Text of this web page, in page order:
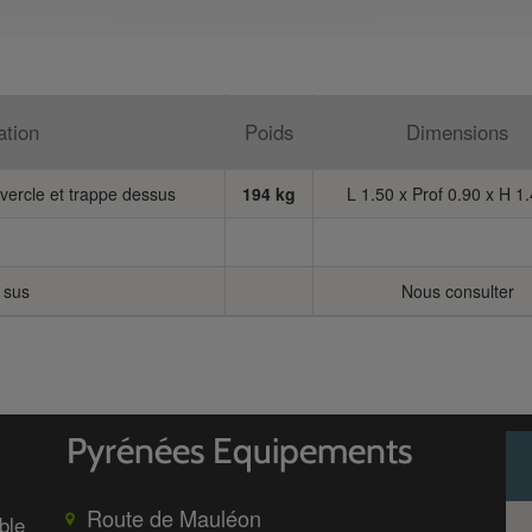
Poids Dimensions
et trappe dessus 194 kg L 1.50 x Prof 0.90 x H
Nous consulter
Route de Mauléon